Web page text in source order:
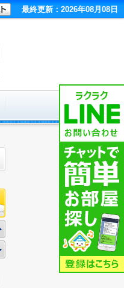
最終更新：2026年08月08日